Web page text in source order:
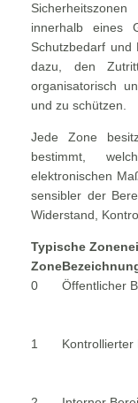
innerhalb eines
Schutzbedarf und
dazu, den
organisatorisch
und zu schützen.
Jede Zone
bestimmt,
elektronischen
sensibler der
Widerstand,
Typische
Zone
0
Öffentlicher
1
Kontrollierter